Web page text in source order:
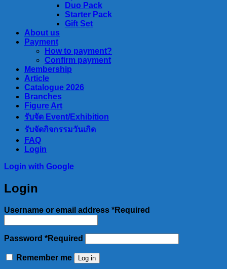
Duo Pack
Starter Pack
Gift Set
About us
Payment
How to payment?
Confirm payment
Membership
Article
Catalogue 2026
Branches
Figure Art
รับจัด Event/Exhibition
รับจัดกิจกรรมวันเกิด
FAQ
Login
Login with Google
Login
Username or email address *Required
Password *Required
Remember me Log in